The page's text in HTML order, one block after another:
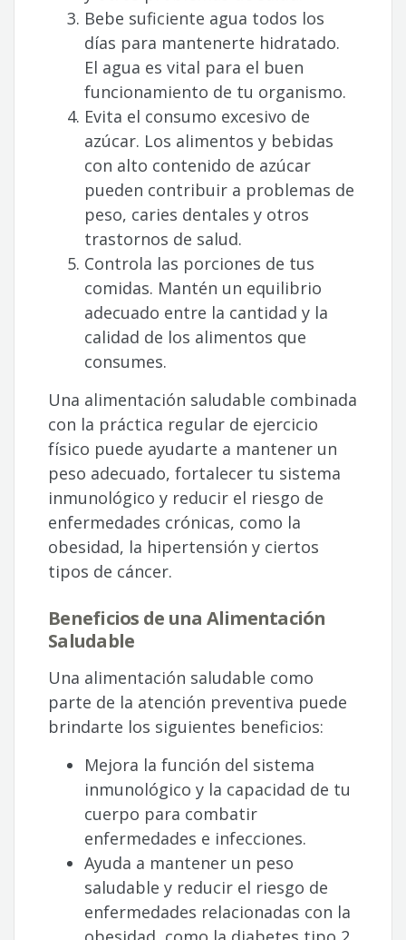
Bebe suficiente agua todos los
días para mantenerte hidratado.
El agua es vital para el buen
funcionamiento de tu organismo.
Evita el consumo excesivo de
azúcar. Los alimentos y bebidas
con alto contenido de azúcar
pueden contribuir a problemas de
peso, caries dentales y otros
trastornos de salud.
Controla las porciones de tus
comidas. Mantén un equilibrio
adecuado entre la cantidad y la
calidad de los alimentos que
consumes.
Una alimentación saludable combinada
con la práctica regular de ejercicio
físico puede ayudarte a mantener un
peso adecuado, fortalecer tu sistema
inmunológico y reducir el riesgo de
enfermedades crónicas, como la
obesidad, la hipertensión y ciertos
tipos de cáncer.
Beneficios de una Alimentación
Saludable
Una alimentación saludable como
parte de la atención preventiva puede
brindarte los siguientes beneficios:
Mejora la función del sistema
inmunológico y la capacidad de tu
cuerpo para combatir
enfermedades e infecciones.
Ayuda a mantener un peso
saludable y reducir el riesgo de
enfermedades relacionadas con la